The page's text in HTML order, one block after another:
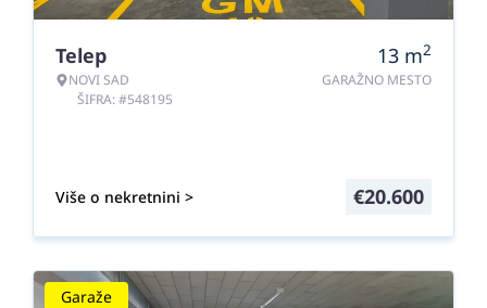
Telep
NOVI SAD
ŠIFRA: #548195
13 m2
GARAŽNO MESTO
Više o nekretnini > €20.600
Garaže